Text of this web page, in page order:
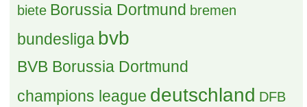
biete Borussia Dortmund bremen
bundesliga bvb
BVB Borussia Dortmund
champions league deutschland DFB